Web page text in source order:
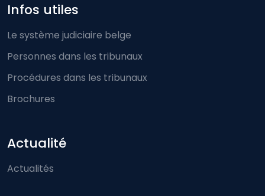
Infos utiles
Le système judiciaire belge
Personnes dans les tribunaux
Procédures dans les tribunaux
Brochures
Actualité
Actualités